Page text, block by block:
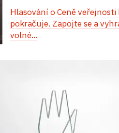
Hlasování o Ceně
pokračuje. Zapojte se a
volné...